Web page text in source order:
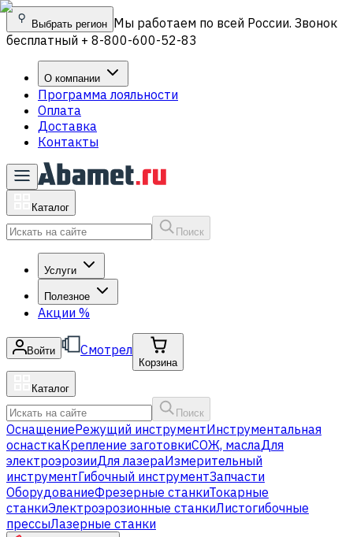
Выбрать регион Мы работаем по всей России. Звонок
бесплатный + 8-800-600-52-83
О компании
Программа лояльности
Оплата
Доставка
Контакты
Каталог
Поиск
Услуги
Полезное
Акции %
Войти Смотрел
Корзина
Каталог
Поиск
ОснащениеРежущий инструментИнструментальная
оснасткаКрепление заготовкиСОЖ, маслаДля
электроэрозииДля лазераИзмерительный
инструментГибочный инструментЗапчасти
ОборудованиеФрезерные станкиТокарные
станкиЭлектроэрозионные станкиЛистогибочные
прессыЛазерные станки